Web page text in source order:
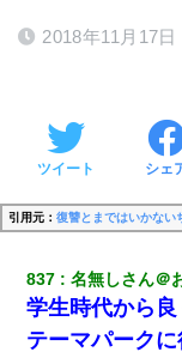
2018年11月17日
ツイート シェ
引用元： 復讐とまではいかない
837 名無しさん＠
学生時代から
テーマパークに